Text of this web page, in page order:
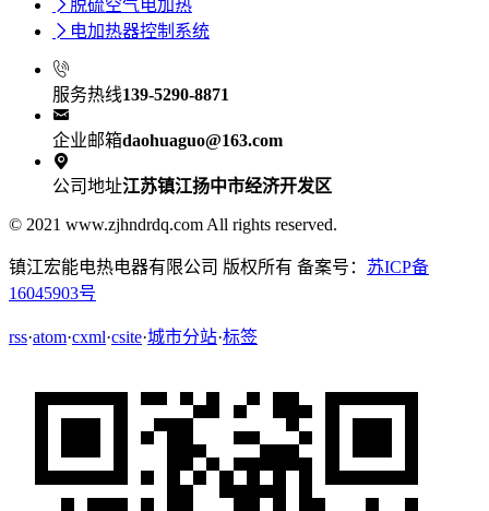
 脱硫空气电加热
 电加热器控制系统

服务热线139-5290-8871

企业邮箱daohuaguo@163.com

公司地址江苏镇江扬中市经济开发区
© 2021 www.zjhndrdq.com All rights reserved.
镇江宏能电热电器有限公司 版权所有 备案号： 苏ICP备
16045903号
rss·atom·cxml·csite·城市分站·标签